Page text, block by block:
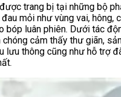
trang bị tại những bộ
mỏi như vùng vai, hông,
bóp luân phiên. Dưới tác
cảm thấy thư giãn,
lưu thông cũng như hỗ trợ